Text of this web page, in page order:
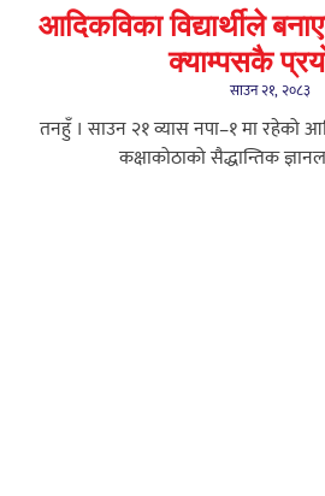
आदिकविका विद्यार्थीले
क्याम्पसकै
साउन २१, २०८३
तनहुँ । साउन २१ व्यास नपा–१ मा रहेको
कक्षाकोठाको सैद्धान्तिक